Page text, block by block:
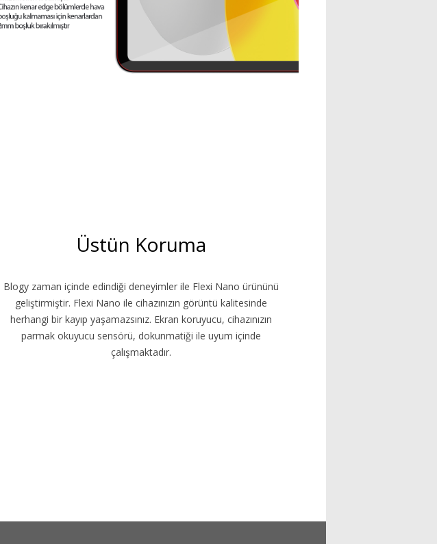
Üstün Koruma
Blogy zaman içinde edindiği deneyimler ile Flexi Nano ürününü
geliştirmiştir. Flexi Nano ile cihazınızın görüntü kalitesinde
herhangi bir kayıp yaşamazsınız. Ekran koruyucu, cihazınızın
parmak okuyucu sensörü, dokunmatiği ile uyum içinde
çalışmaktadır.